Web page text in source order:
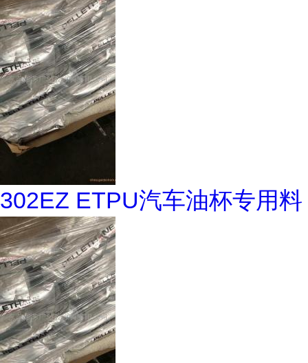
302EZ ETPU汽车油杯专用料